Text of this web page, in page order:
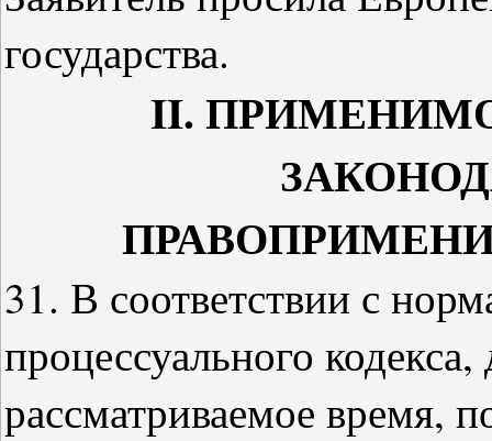
государства.
II.
31. В соответствии с
процессуального
рассматриваемое время,